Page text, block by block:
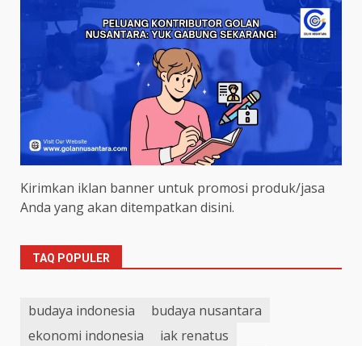
Kirimkan iklan banner untuk promosi produk/jasa
Anda yang akan ditempatkan disini.
TAQ POPULER
budaya indonesia
budaya nusantara
ekonomi indonesia
iak renatus